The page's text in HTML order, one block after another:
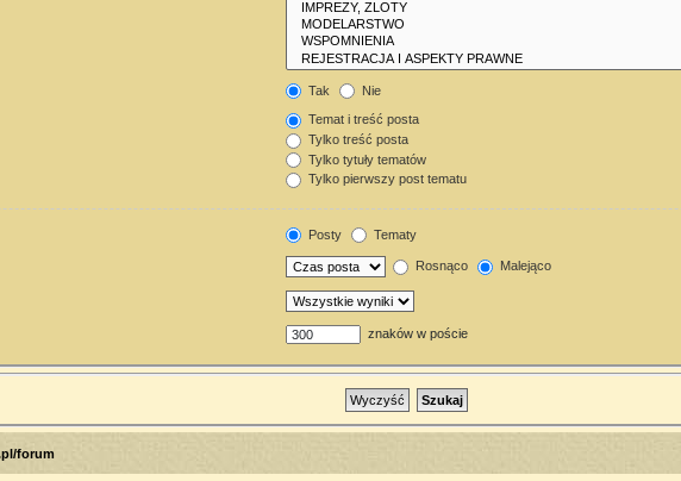
Tak Nie
Temat i treść posta
Tylko treść posta
Tylko tytuły tematów
Tylko pierwszy post tematu
Posty Tematy
Rosnąco Malejąco
znaków w poście
forum